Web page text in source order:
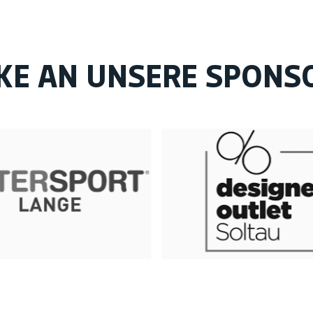
AN UNSERE